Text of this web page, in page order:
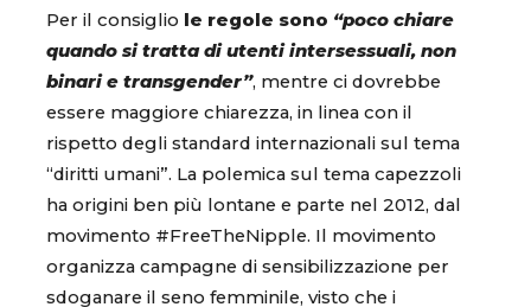
Per il consiglio le regole sono “poco chiare
quando si tratta di utenti intersessuali, non
binari e transgender”, mentre ci dovrebbe
essere maggiore chiarezza, in linea con il
rispetto degli standard internazionali sul tema
“diritti umani”. La polemica sul tema capezzoli
ha origini ben più lontane e parte nel 2012, dal
movimento #FreeTheNipple. Il movimento
organizza campagne di sensibilizzazione per
sdoganare il seno femminile, visto che i